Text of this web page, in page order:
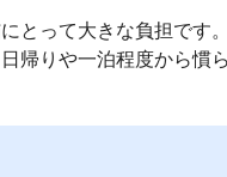
とって大きな負担です。
帰りや一泊程度から慣